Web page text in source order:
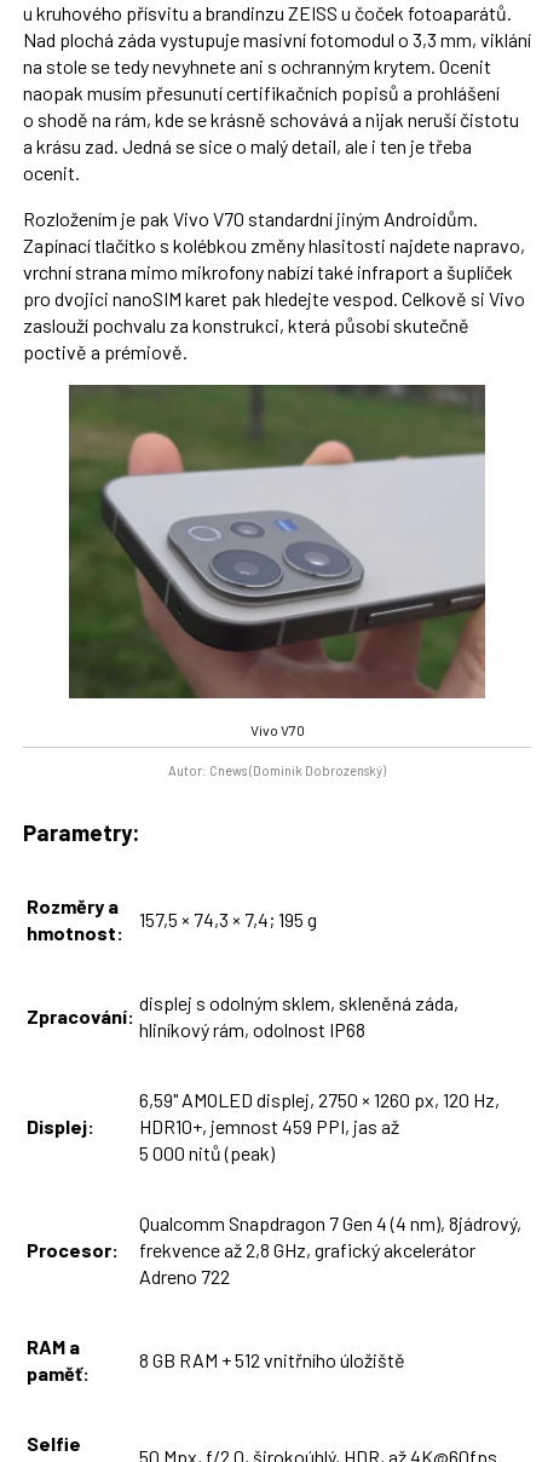
u kruhového přísvitu a brandinzu ZEISS u čoček fotoaparátů.
Nad plochá záda vystupuje masivní fotomodul o 3,3 mm, viklání
na stole se tedy nevyhnete ani s ochranným krytem. Ocenit
naopak musím přesunutí certifikačních popisů a prohlášení
o shodě na rám, kde se krásně schovává a nijak neruší čistotu
a krásu zad. Jedná se sice o malý detail, ale i ten je třeba
ocenit.
Rozložením je pak Vivo V70 standardní jiným Androidům.
Zapínací tlačítko s kolébkou změny hlasitosti najdete napravo,
vrchní strana mimo mikrofony nabízí také infraport a šuplíček
pro dvojici nanoSIM karet pak hledejte vespod. Celkově si Vivo
zaslouží pochvalu za konstrukci, která působí skutečně
poctivě a prémiově.
Vivo V70
Autor: Cnews (Dominik Dobrozenský)
Parametry:
Rozměry a
hmotnost:
157,5 × 74,3 × 7,4; 195 g
Zpracování:
displej s odolným sklem, skleněná záda,
hliníkový rám, odolnost IP68
Displej:
6,59" AMOLED displej, 2750 × 1260 px, 120 Hz,
HDR10+, jemnost 459 PPI, jas až
5 000 nitů (peak)
Procesor:
Qualcomm Snapdragon 7 Gen 4 (4 nm), 8jádrový,
frekvence až 2,8 GHz, grafický akcelerátor
Adreno 722
RAM a
paměť:
8 GB RAM + 512 vnitřního úložiště
Selfie
50 Mpx, f/2.0, širokoúhlý, HDR, až 4K@60fps